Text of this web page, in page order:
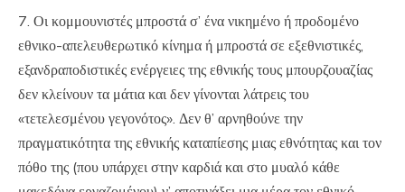
7. Οι κομμουνιστές μπροστά σ’ ένα νικημένο ή προδομένο
εθνικο-απελευθερωτικό κίνημα ή μπροστά σε εξεθνιστικές,
εξανδραποδιστικές ενέργειες της εθνικής τους μπουρζουαζίας
δεν κλείνουν τα μάτια και δεν γίνονται λάτρεις του
«τετελεσμένου γεγονότος». Δεν θ’ αρνηθούνε την
πραγματικότητα της εθνικής καταπίεσης μιας εθνότητας και τον
πόθο της (που υπάρχει στην καρδιά και στο μυαλό κάθε